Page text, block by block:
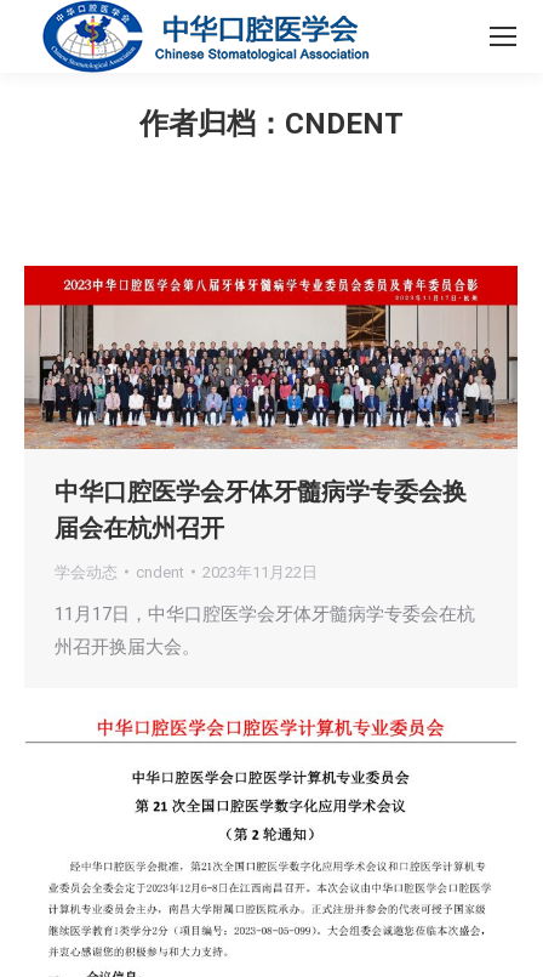
作者归档： CNDENT
中华口腔医学会牙体牙髓病学专委会换
届会在杭州召开
学会动态 cndent 2023年11月22日
11月17日，中华口腔医学会牙体牙髓病学专委会在杭
州召开换届大会。